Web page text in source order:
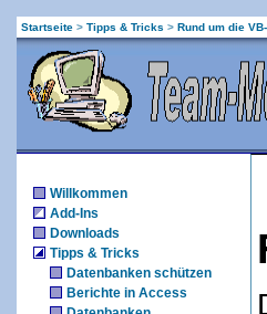
Startseite > Tipps & Tricks > Rund um die
Willkommen
Add-Ins
Downloads
Tipps & Tricks
Datenbanken schützen
Berichte in Access